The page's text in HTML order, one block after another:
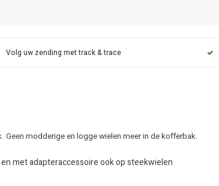
Volg uw zending met track & trace
modderige en logge wielen meer in de kofferbak.
met adapteraccessoire ook op steekwielen